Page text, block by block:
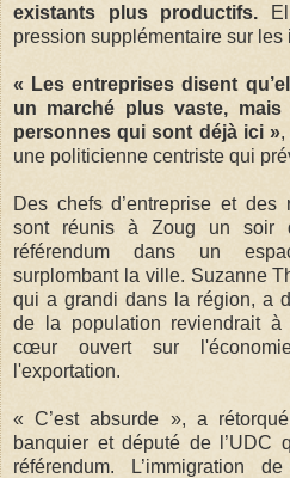
existants plus productifs.
pression supplémentaire sur les
« Les entreprises disent
un marché plus vaste,
personnes qui sont déjà ici »,
une politicienne centriste qui
Des chefs d’entreprise et des
sont réunis à Zoug un soir
référendum dans un
surplombant la ville. Suzanne
qui a grandi dans la région, a
de la population reviendrait
cœur ouvert sur
l'exportation.
« C’est absurde », a
banquier et député de l’UDC
référendum. L’im­mi­gra­tion